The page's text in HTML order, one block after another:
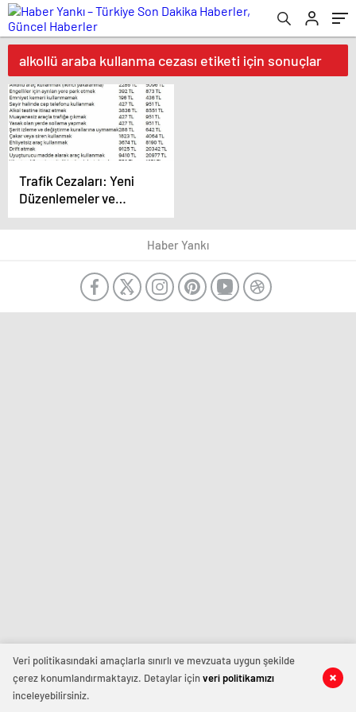
alkollü araba kullanma cezası etiketi için sonuçlar
Trafik Cezaları: Yeni
Düzenlemeler ve
Caydırıcı Önlemler
Haber Yankı
Veri politikasındaki amaçlarla sınırlı ve mevzuata uygun şekilde
çerez konumlandırmaktayız. Detaylar içinveri politikamızı
inceleyebilirsiniz.